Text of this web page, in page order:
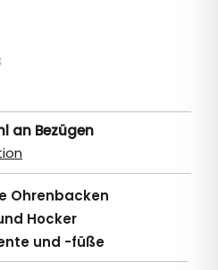
an Bezügen
Ohrenbacken
Hocker
und -füße